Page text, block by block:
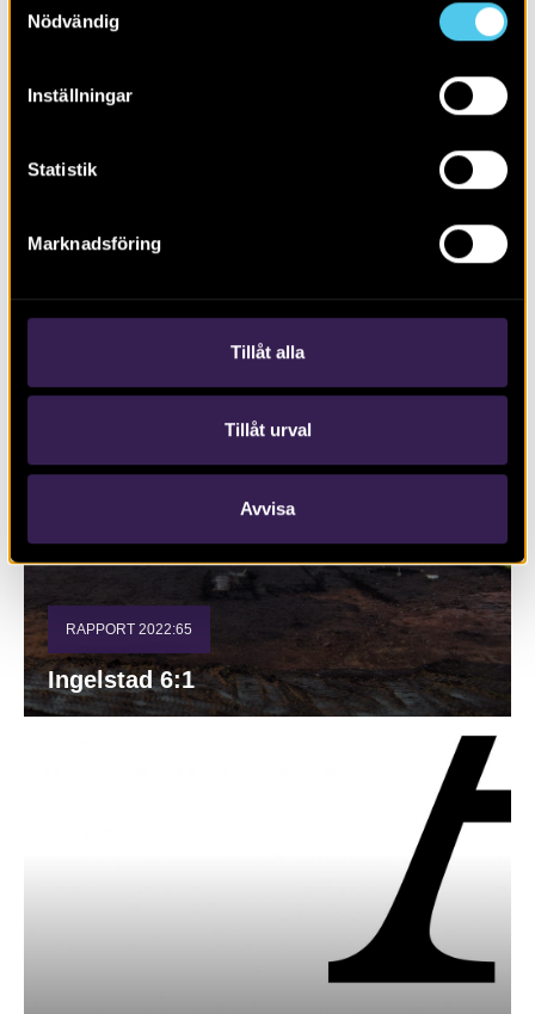
Nödvändig
Inställningar
Statistik
Marknadsföring
Tillåt alla
Tillåt urval
Avvisa
Ny järnväg och väg vid Alnarp och
RAPPORT 2022:65
Ingelstad 6:1